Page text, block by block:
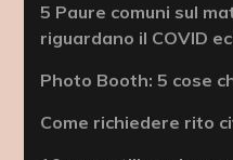
5 Paure comuni sul
riguardano il COVID
Photo Booth: 5 cose
Come richiedere rito